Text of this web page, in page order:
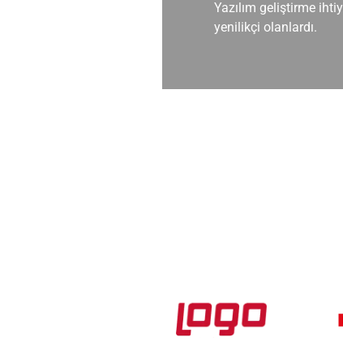
Yazılım geliştirme
yenilikçi olanlardı.